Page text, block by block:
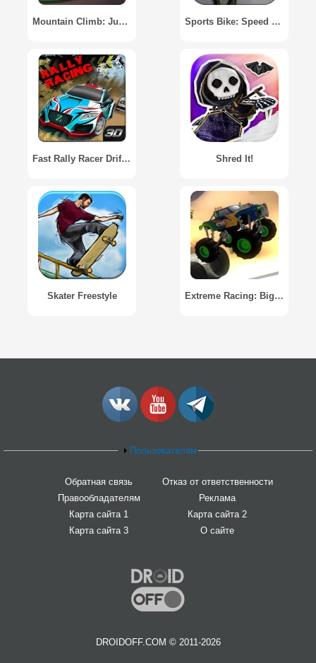
Mountain Climb: Jump Sports Bike: Speed Race Jump
Fast Rally Racer Drift 3D Shred It!
Skater Freestyle Extreme Racing: Big Truck 3D
Пользователям
Обратная связь
Отказ от ответственности
Правообладателям
Реклама
Карта сайта 1
Карта сайта 2
Карта сайта 3
О сайте
DROIDOFF.COM © 2011-2026